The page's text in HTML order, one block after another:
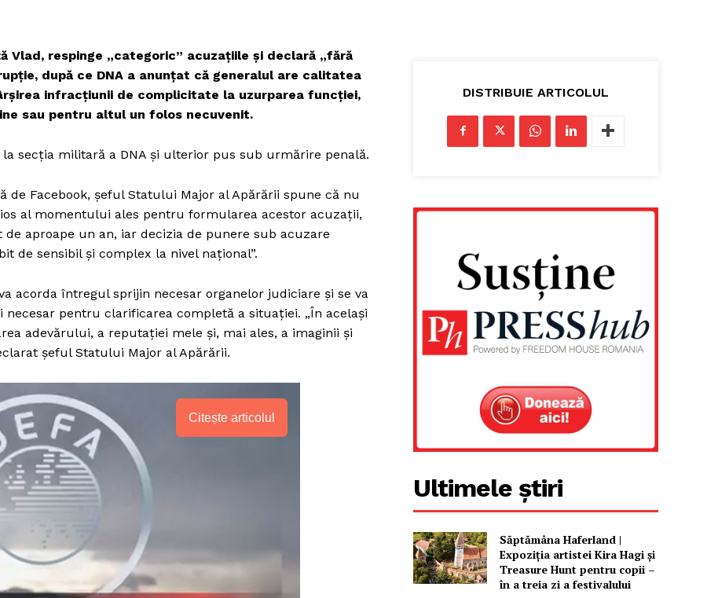
PRESShub
Vlad, respinge „categoric” acuzațiile și declară „fără
după ce DNA a anunțat că generalul are calitatea
infracțiunii de complicitate la uzurparea funcției,
sau pentru altul un folos necuvenit.
secția militară a DNA și ulterior pus sub urmărire penală.
Facebook, șeful Statului Major al Apărării spune că nu
al momentului ales pentru formularea acestor acuzații,
aproape un an, iar decizia de punere sub acuzare
de sensibil și complex la nivel național”.
acorda întregul sprijin necesar organelor judiciare și se va
pentru clarificarea completă a situației. „În același
adevărului, a reputației mele și, mai ales, a imaginii și
șeful Statului Major al Apărării.
Citește articolul
DISTRIBUIE ARTICOLUL
Ultimele știri
Săptămâna Haferland |
Expoziţia artistei Kira Hagi şi
Treasure Hunt pentru copii –
în a treia zi a festivalului